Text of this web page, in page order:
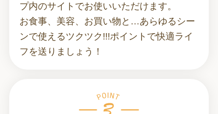
プ内のサイトでお使いいただけます。
お食事、美容、お買い物と…あらゆるシー
ンで使えるツクツク!!!ポイントで快適ライ
フを送りましょう！